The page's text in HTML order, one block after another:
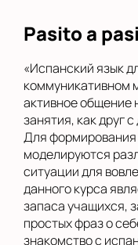
Pasito a
«Испанский язык
коммуникативном
активное общение
занятия, как друг
Для формирования
моделируются
ситуации для
данного курса
запаса учащихся,
простых фраз о
знакомство с